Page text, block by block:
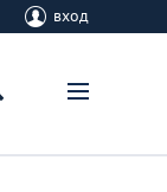
вход